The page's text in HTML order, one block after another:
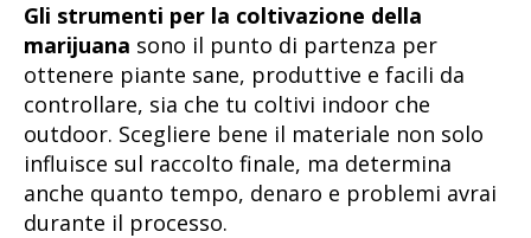
Gli strumenti per la coltivazione della
marijuana sono il punto di partenza per
ottenere piante sane, produttive e facili da
controllare, sia che tu coltivi indoor che
outdoor. Scegliere bene il materiale non solo
influisce sul raccolto finale, ma determina
anche quanto tempo, denaro e problemi avrai
durante il processo.